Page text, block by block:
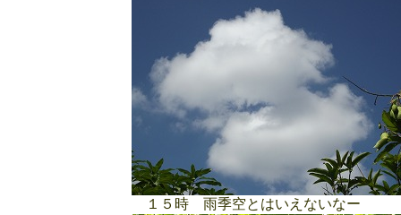
１５時 雨季空とはいえないなー